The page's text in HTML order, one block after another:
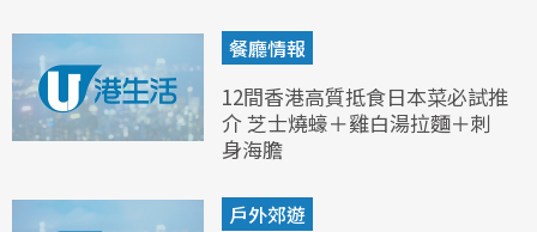
餐廳情報
12間香港高質抵食日本菜必試推
介 芝士燒蠔＋雞白湯拉麵＋刺
身海膽
戶外郊遊